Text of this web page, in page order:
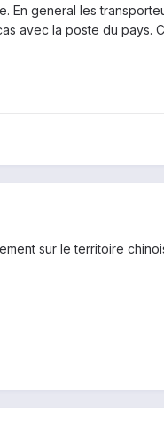
general les
avec la poste du
sur le territoire